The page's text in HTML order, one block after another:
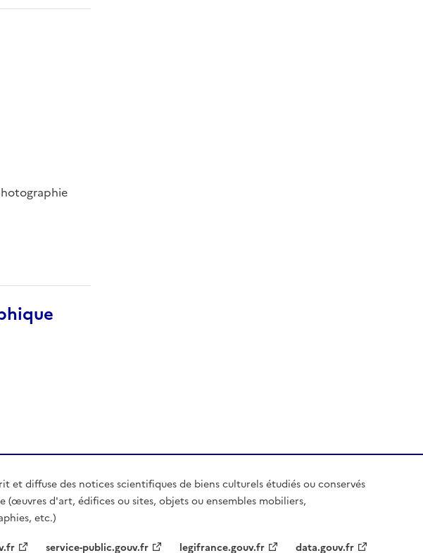
et diffuse des notices scientifiques de biens culturels étudiés ou conservés
(œuvres d'art, édifices ou sites, objets ou ensembles mobiliers,
etc.)
service-public.gouv.fr legifrance.gouv.fr data.gouv.fr